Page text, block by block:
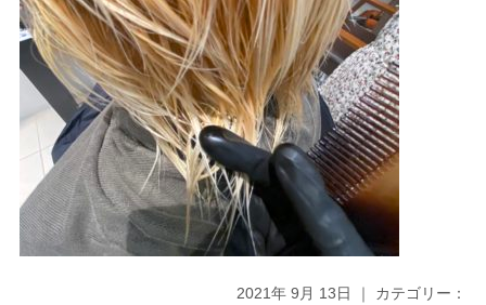
2021年 9月 13日 ｜ カテゴリー：